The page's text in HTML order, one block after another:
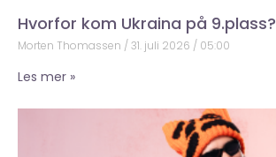
Hvorfor kom Ukraina på 9.plass?
Morten Thomassen 31. juli 2026 05:00
Les mer »